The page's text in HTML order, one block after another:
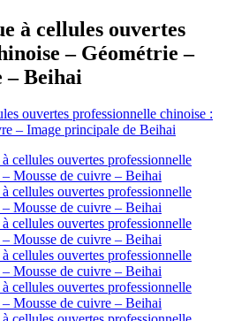
à cellules ouvertes
– Géométrie –
– Beihai